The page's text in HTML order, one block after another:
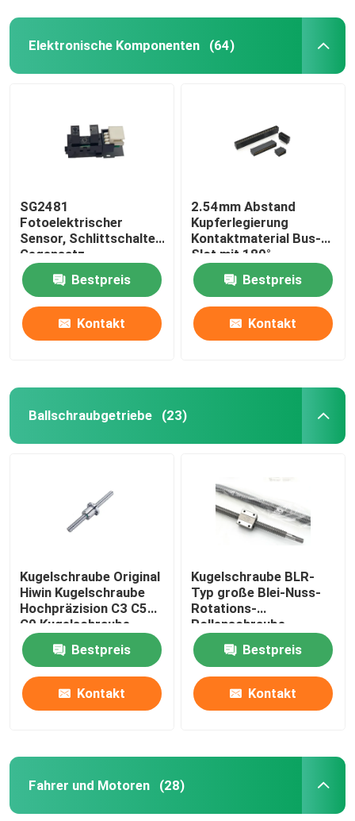
Elektronische Komponenten (64)
SG2481
Fotoelektrischer
Sensor, Schlittschalter,
Gegensatz-
Fotoelektrischer
Induktor, Infrarot-
Induktionsschalter
Bestpreis
Kontakt
2.54mm Abstand
Kupferlegierung
Kontaktmaterial Bus-
Slot mit 180°
gebogenen Fuß Gold
Finger Socket
Bestpreis
Kontakt
Ballschraubgetriebe (23)
Kugelschraube Original
Hiwin Kugelschraube
Hochpräzision C3 C5
C0 Kugelschraube
Bestpreis
Kontakt
Kugelschraube BLR-
Typ große Blei-Nuss-
Rotations-
Rollenschraube,
Präzisions-
Kugelschraube und
Rollschraube.
Bestpreis
Kontakt
Fahrer und Motoren (28)